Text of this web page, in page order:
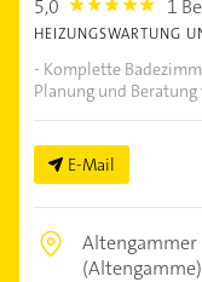
5,0 5.0 1
HEIZUNGSWARTUNG
- Komplette
Planung und Beratung
E-Mail
Altengammer
(Altengamme)